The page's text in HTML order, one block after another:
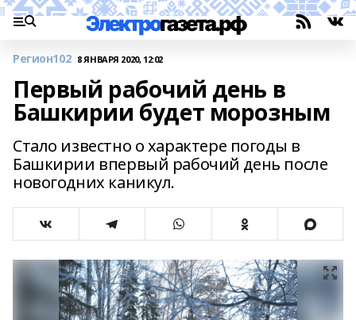
Регион102 8 ЯНВАРЯ 2020, 12:02
Первый рабочий день в
Башкирии будет морозным
Стало известно о характере погоды в
Башкирии впервый рабочий день после
новогодних каникул.